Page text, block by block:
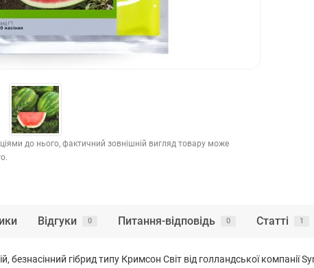
до нього, фактичний зовнішній вигляд товару може
Відгуки 0 Питання-відповідь 0 Статті 1
безнасінний гібрид типу Кримсон Світ від голландської компанії